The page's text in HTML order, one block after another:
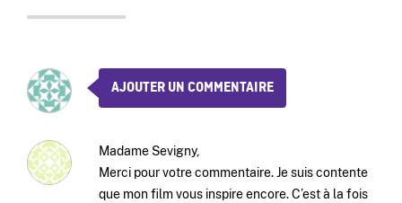
AJOUTER UN COMMENTAIRE
Madame Sevigny,
Merci pour votre commentaire. Je suis contente
que mon film vous inspire encore. C’est à la fois